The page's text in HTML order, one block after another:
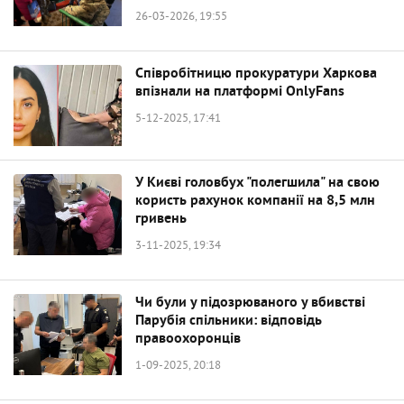
26-03-2026, 19:55
Співробітницю прокуратури Харкова
впізнали на платформі OnlyFans
5-12-2025, 17:41
У Києві головбух "полегшила" на свою
користь рахунок компанії на 8,5 млн
гривень
3-11-2025, 19:34
Чи були у підозрюваного у вбивстві
Парубія спільники: відповідь
правоохоронців
1-09-2025, 20:18